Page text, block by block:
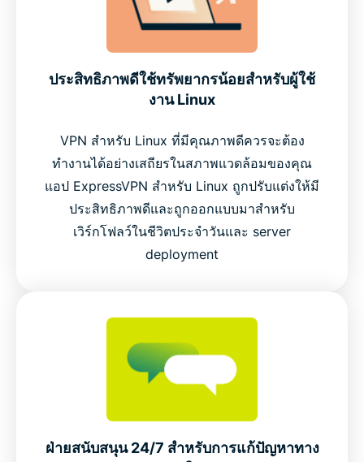
ประสิทธิภาพดีใช้ทรัพยากรน้อยสำหรับผู้ใช้
งาน Linux
VPN สำหรับ Linux ที่มีคุณภาพดีควรจะต้อง
ทำงานได้อย่างเสถียรในสภาพแวดล้อมของคุณ
แอป ExpressVPN สำหรับ Linux ถูกปรับแต่งให้มี
ประสิทธิภาพดีและถูกออกแบบมาสำหรับ
เวิร์กโฟลว์ในชีวิตประจำวันและ server
deployment
ฝ่ายสนับสนุน 24/7 สำหรับการแก้ปัญหาทาง